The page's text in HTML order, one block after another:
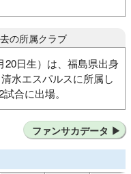
20日生）は、福島県出身
水エスパルスに所属し
合に出場。
の所属クラブ
FC町田ゼルビア
ファンサカデータ